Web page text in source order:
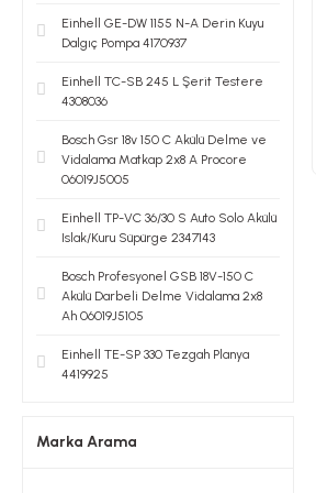
Einhell GE-DW 1155 N-A Derin Kuyu
Dalgıç Pompa 4170937
Einhell TC-SB 245 L Şerit Testere
4308036
Bosch Gsr 18v 150 C Akülü Delme ve
Vidalama Matkap 2x8 A Procore
06019J5005
Einhell TP-VC 36/30 S Auto Solo Akülü
Islak/Kuru Süpürge 2347143
Bosch Profesyonel GSB 18V-150 C
Akülü Darbeli Delme Vidalama 2x8
Ah 06019J5105
Einhell TE-SP 330 Tezgah Planya
4419925
Marka Arama